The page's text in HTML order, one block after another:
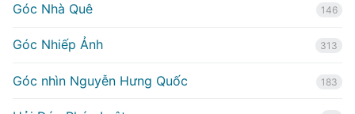
Góc Nhà Quê 146
Góc Nhiếp Ảnh 313
Góc nhìn Nguyễn Hưng Quốc 183